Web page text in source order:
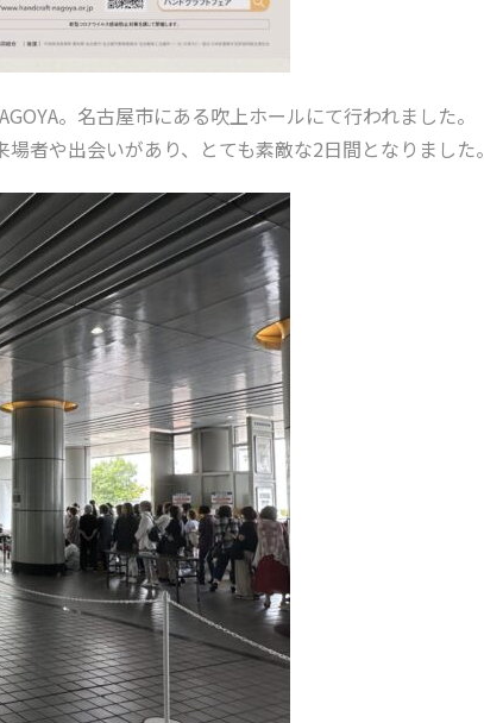
。名古屋市にある吹上ホールにて行われました。
者や出会いがあり、とても素敵な2日間となりました。